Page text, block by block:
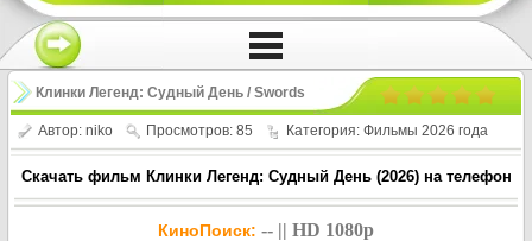
Клинки Легенд: Судный День / Swords
of Legends Doomsday (2026)
Автор: niko Просмотров: 85 Категория: Фильмы 2026 года
Скачать фильм Клинки Легенд: Судный День (2026) на телефон
КиноПоиск: -- || HD 1080p
!!!Если Вы с телефона сперва нажмите на
троеточие в правом верхнем углу!!!